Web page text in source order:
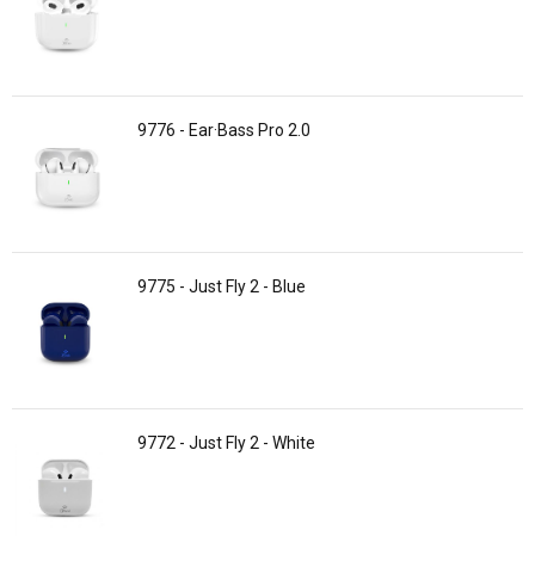
9776 - Ear·Bass Pro 2.0
9775 - Just Fly 2 - Blue
9772 - Just Fly 2 - White